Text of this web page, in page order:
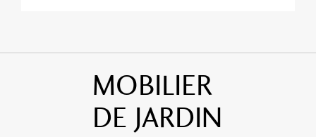
MOBILIER
DE JARDIN